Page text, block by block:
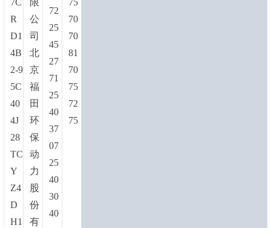
7C
R
D1
4B
2-9
5C
40
4J
28
TC
Y
Z4
D
H1
限
公
司
北
京
福
田
环
保
动
力
股
份
有
72
25
45
27
71
25
40
37
07
25
40
30
40
75
70
70
81
70
75
72
75